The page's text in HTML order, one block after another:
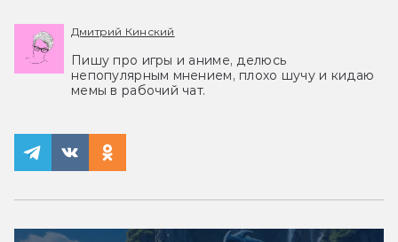
Дмитрий Кинский
Пишу про игры и аниме, делюсь
непопулярным мнением, плохо шучу и кидаю
мемы в рабочий чат.